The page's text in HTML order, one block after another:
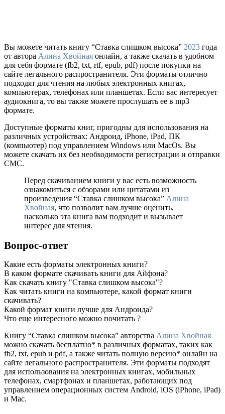
Вы можете читать книгу “Ставка слишком высока” 2023 года
от автора Алина Хвойная онлайн, а также скачать в удобном
для себя формате (fb2, txt, rtf, epub, pdf) после покупки на
сайте легального распространителя. Эти форматы отлично
подходят для чтения на любых электронных книгах,
компьютерах, телефонах или планшетах. Если вас интересует
аудиокнига, то вы также можете прослушать ее в mp3
формате.
Доступные форматы книг, пригодны для использования на
различных устройствах: Андроид, iPhone, iPad, ПК
(компьютер) под управлением Windows или MacOs. Вы
можете скачать их без необходимости регистрации и отправки
СМС.
Перед скачиванием книги у вас есть возможность
ознакомиться с обзорами или цитатами из
произведения “Ставка слишком высока” Алина
Хвойная, что позволит вам лучше оценить,
насколько эта книга вам подходит и вызывает
интерес для чтения.
Вопрос-ответ
Какие есть форматы электронных книги?
В каком формате скачивать книги для Айфона?
Как скачать книгу "Ставка слишком высока"?
Как читать книги на компьютере, какой формат книги
скачивать?
Какой формат книги лучше для Андроида?
Что еще интересного можно почитать ?
Книгу “Ставка слишком высока” авторства Алина Хвойная
можно скачать бесплатно* в различных форматах, таких как
fb2, txt, epub и pdf, а также читать полную версию* онлайн на
сайте легального распространителя. Эти форматы подходят
для использования на электронных книгах, мобильных
телефонах, смартфонах и планшетах, работающих под
управлением операционных систем Android, iOS (iPhone, iPad)
и Mac.